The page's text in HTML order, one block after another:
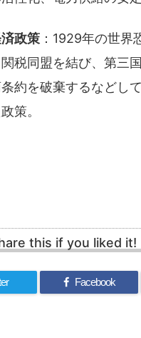
政策 ：1929年の世
税同盟を結び、第三
約を破棄するなどし
策。
this if you liked it!
Facebook